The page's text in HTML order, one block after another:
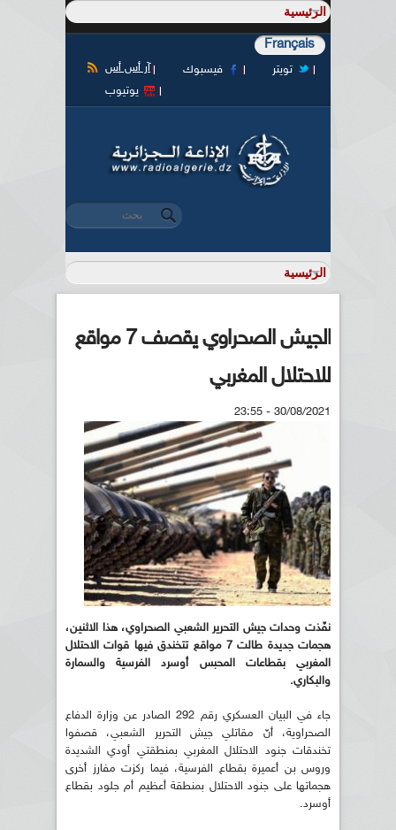
Français
آر أس أس فيسبوك
تويتر
يوتيوب
استمارة البحث
‏بحث ‏
الجيش الصحراوي يقصف 7 مواقع
للاحتلال المغربي
30/08/2021 - 23:55
نفّذت وحدات جيش التحرير الشعبي الصحراوي، هذا الاثنين،
هجمات جديدة طالت 7 مواقع تتخندق فيها قوات الاحتلال
المغربي بقطاعات المحبس أوسرد الفرسية والسمارة
والبكاري.
جاء في البيان العسكري رقم 292 الصادر عن وزارة الدفاع
الصحراوية، أنّ مقاتلي جيش التحرير الشعبي، قصفوا
تخندقات جنود الاحتلال المغربي بمنطقتي أودي الشديدة
وروس بن أعميرة بقطاع الفرسية، فيما ركزت مفارز أخرى
هجماتها على جنود الاحتلال بمنطقة أعظيم أم جلود بقطاع
أوسرد.